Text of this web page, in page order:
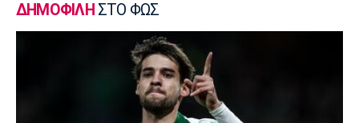
Μπάσκετ Ελλάδα
ΠΑΟΚ: Έφτασε στη Θεσσαλονίκη και ο
Μάρκους Φόστερ
ΔΗΜΟΦΙΛΗ ΣΤΟ ΦΩΣ